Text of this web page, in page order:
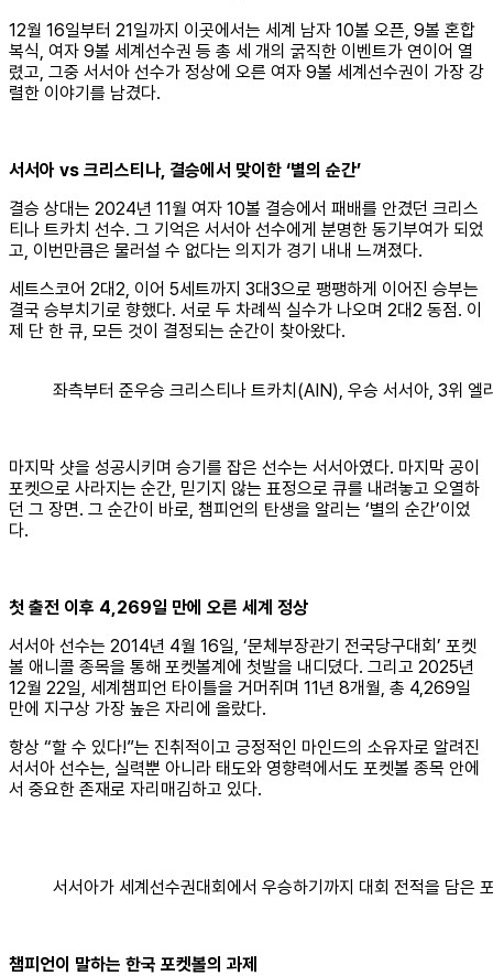
12월 16일부터 21일까지 이곳에서는 세계 남자 10볼 오픈, 9볼 혼합
복식, 여자 9볼 세계선수권 등 총 세 개의 굵직한 이벤트가 연이어 열
렸고, 그중 서서아 선수가 정상에 오른 여자 9볼 세계선수권이 가장 강
렬한 이야기를 남겼다.
서서아 vs 크리스티나, 결승에서 맞이한 ‘별의 순간’
결승 상대는 2024년 11월 여자 10볼 결승에서 패배를 안겼던 크리스
티나 트카치 선수. 그 기억은 서서아 선수에게 분명한 동기부여가 되었
고, 이번만큼은 물러설 수 없다는 의지가 경기 내내 느껴졌다.
세트스코어 2대2, 이어 5세트까지 3대3으로 팽팽하게 이어진 승부는
결국 승부치기로 향했다. 서로 두 차례씩 실수가 나오며 2대2 동점. 이
제 단 한 큐, 모든 것이 결정되는 순간이 찾아왔다.
좌측부터 준우승 크리스티나 트카치(AIN), 우승 서서아, 3위 엘
마지막 샷을 성공시키며 승기를 잡은 선수는 서서아였다. 마지막 공이
포켓으로 사라지는 순간, 믿기지 않는 표정으로 큐를 내려놓고 오열하
던 그 장면. 그 순간이 바로, 챔피언의 탄생을 알리는 ‘별의 순간’이었
다.
첫 출전 이후 4,269일 만에 오른 세계 정상
서서아 선수는 2014년 4월 16일, ‘문체부장관기 전국당구대회’ 포켓
볼 애니콜 종목을 통해 포켓볼계에 첫발을 내디뎠다. 그리고 2025년
12월 22일, 세계챔피언 타이틀을 거머쥐며 11년 8개월, 총 4,269일
만에 지구상 가장 높은 자리에 올랐다.
항상 “할 수 있다!”는 진취적이고 긍정적인 마인드의 소유자로 알려진
서서아 선수는, 실력뿐 아니라 태도와 영향력에서도 포켓볼 종목 안에
서 중요한 존재로 자리매김하고 있다.
서서아가 세계선수권대회에서 우승하기까지 대회 전적을 담은
챔피언이 말하는 한국 포켓볼의 과제